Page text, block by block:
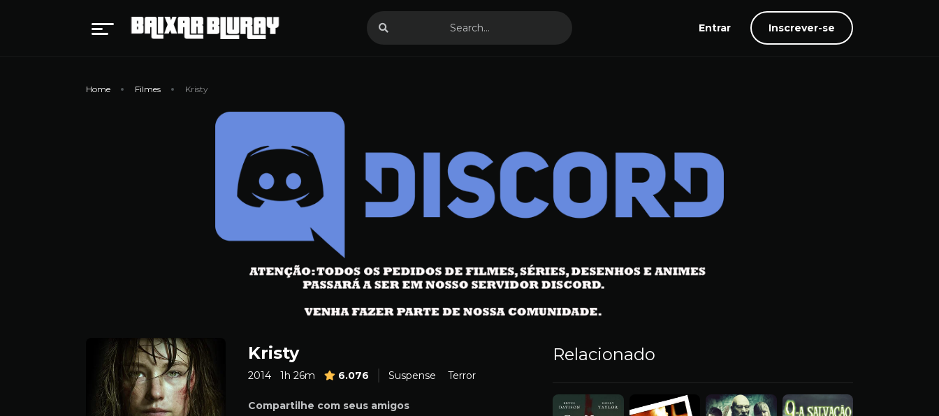
Entrar Inscrever-se
Home Filmes Kristy
Kristy
2014 1h 26m 6.076 Suspense Terror
Compartilhe com seus amigos
Relacionado